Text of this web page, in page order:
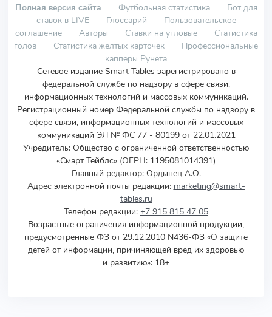
Полная версия сайта Футбольная статистика
Бот для
ставок в LIVE
Глоссарий
Пользовательское
соглашение
Авторы Ставки на угловые
Статистика
голов
Статистика желтых карточек
Профессиональные
капперы Рунета
Сетевое издание Smart Tables зарегистрировано в
федеральной службе по надзору в сфере связи,
информационных технологий и массовых коммуникаций.
Регистрационный номер Федеральной службы по надзору в
сфере связи, информационных технологий и массовых
коммуникаций ЭЛ № ФС 77 - 80199 от 22.01.2021
Учредитель: Общество с ограниченной ответственностью
«Смарт Тейблс» (ОГРН: 1195081014391)
Главный редактор: Ордынец А.О.
Адрес электронной почты редакции: marketing@smart-
tables.ru
Телефон редакции: +7 915 815 47 05
Возрастные ограничения информационной продукции,
предусмотренные ФЗ от 29.12.2010 N436-ФЗ «О защите
детей от информации, причиняющей вред их здоровью
и развитию»: 18+